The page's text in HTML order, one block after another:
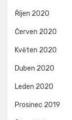
Říjen 2020
Červen 2020
Květen 2020
Duben 2020
Leden 2020
Prosinec 2019